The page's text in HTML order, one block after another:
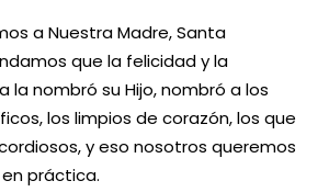
a Nuestra Madre, Santa
que la felicidad y la
la nombró su Hijo, nombró a los
los limpios de corazón, los que
y eso nosotros queremos
práctica.